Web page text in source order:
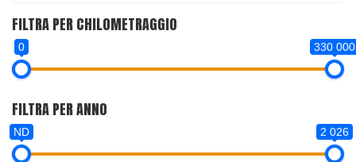
FILTRA PER CHILOMETRAGGIO
0 330 000
FILTRA PER ANNO
ND 2 026